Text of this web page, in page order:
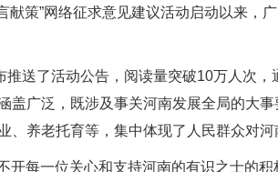
献策”网络征求意见建议活动启动以来，
了活动公告，阅读量突破10万人次，
广泛，既涉及事关河南发展全局的大
养老托育等，集中体现了人民群众对河
每一位关心和支持河南的有识之士的